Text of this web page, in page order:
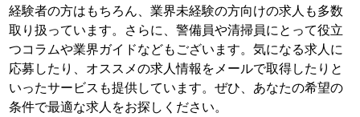
経験者の方はもちろん、業界未経験の方向けの求人も多数
取り扱っています。さらに、警備員や清掃員にとって役立
つコラムや業界ガイドなどもございます。気になる求人に
応募したり、オススメの求人情報をメールで取得したりと
いったサービスも提供しています。ぜひ、あなたの希望の
条件で最適な求人をお探しください。